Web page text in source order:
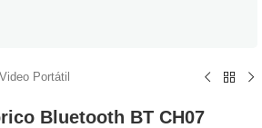
Portátil
Bluetooth BT CH07